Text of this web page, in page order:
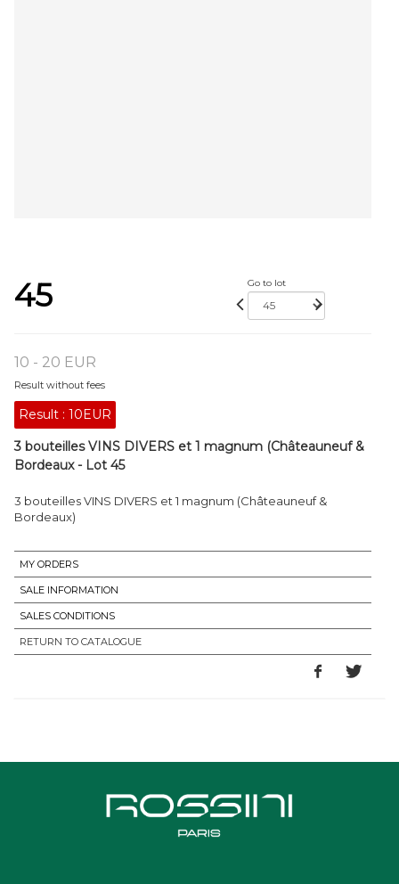
45 Go to lot
10 - 20 EUR
Result without fees
Result : 10EUR
3 bouteilles VINS DIVERS et 1 magnum (Châteauneuf &
Bordeaux - Lot 45
3 bouteilles VINS DIVERS et 1 magnum (Châteauneuf &
Bordeaux)
MY ORDERS
SALE INFORMATION
SALES CONDITIONS
RETURN TO CATALOGUE